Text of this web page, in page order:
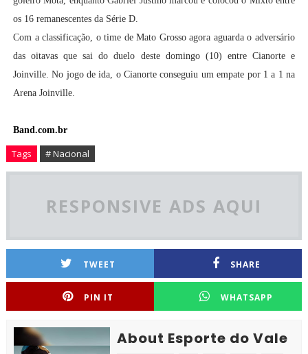
os 16 remanescentes da Série D.
Com a classificação, o time de Mato Grosso agora aguarda o adversário
das oitavas que sai do duelo deste domingo (10) entre Cianorte e
Joinville. No jogo de ida, o Cianorte conseguiu um empate por 1 a 1 na
Arena Joinville.
Band.com.br
Tags # Nacional
RESPONSIVE ADS AQUI
TWEET SHARE
PIN IT WHATSAPP
About Esporte do Vale